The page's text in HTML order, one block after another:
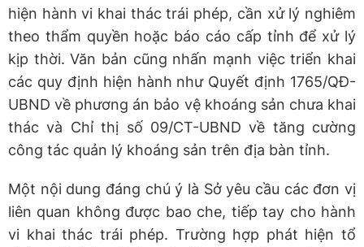
hiện hành vi khai thác trái phép, cần xử lý nghiêm
theo thẩm quyền hoặc báo cáo cấp tỉnh để xử lý
kịp thời. Văn bản cũng nhấn mạnh việc triển khai
các quy định hiện hành như Quyết định 1765/QĐ-
UBND về phương án bảo vệ khoáng sản chưa khai
thác và Chỉ thị số 09/CT-UBND về tăng cường
công tác quản lý khoáng sản trên địa bàn tỉnh.
Một nội dung đáng chú ý là Sở yêu cầu các đơn vị
liên quan không được bao che, tiếp tay cho hành
vi khai thác trái phép. Trường hợp phát hiện tổ